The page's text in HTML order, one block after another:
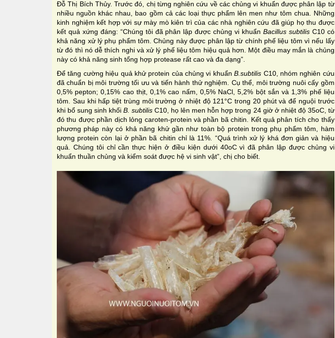
Đỗ Thị Bích Thủy. Trước đó, chị từng nghiên cứu về các chủng vi khuẩn được phân lập từ
nhiều nguồn khác nhau, bao gồm cả các loại thực phẩm lên men như tôm chua. Những
kinh nghiệm kết hợp với sự mày mò kiên trì của các nhà nghiên cứu đã giúp họ thu được
kết quả xứng đáng: “Chúng tôi đã phân lập được chủng vi khuẩn Bacillus subtilisC10 có
khả năng xử lý phụ phẩm tôm. Chủng này được phân lập từ chính phế liệu tôm vì nếu lấy
từ đó thì nó dễ thích nghi và xử lý phế liệu tôm hiệu quả hơn. Một điều may mắn là chủng
này có khả năng sinh tổng hợp protease rất cao và đa dạng”.
Để tăng cường hiệu quả khử protein của chủng vi khuẩnB.subtilis C10, nhóm nghiên cứu
đã chuẩn bị môi trường tối ưu và tiến hành thử nghiệm. Cụ thể, môi trường nuôi cấy gồm
0,5% pepton; 0,15% cao thịt, 0,1% cao nấm, 0,5% NaCl, 5,2% bột sắn và 1,3% phế liệu
tôm. Sau khi hấp tiệt trùng môi trường ở nhiệt độ 121°C trong 20 phút và để nguội trước
khi bổ sung sinh khốiB. subtilis C10, họ lên men hỗn hợp trong 24 giờ ở nhiệt độ 35oC, từ
đó thu được phần dịch lỏng caroten-protein và phần bã chitin. Kết quả phân tích cho thấy
phương pháp này có khả năng khử gần như toàn bộ protein trong phụ phẩm tôm, hàm
lượng protein còn lại ở phần bã chitin chỉ là 11%. “Quá trình xử lý khá đơn giản và hiệu
quả. Chúng tôi chỉ cần thực hiện ở điều kiện dưới 40oC vì đã phân lập được chủng vi
khuẩn thuần chủng và kiểm soát được hệ vi sinh vật”, chị cho biết.